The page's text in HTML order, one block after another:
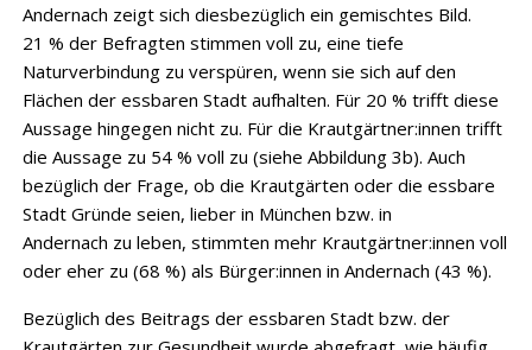
Andernach zeigt sich diesbezüglich ein gemischtes Bild.
21 % der Befragten stimmen voll zu, eine tiefe
Naturverbindung zu verspüren, wenn sie sich auf den
Flächen der essbaren Stadt aufhalten. Für 20 % trifft diese
Aussage hingegen nicht zu. Für die Krautgärtner:innen trifft
die Aussage zu 54 % voll zu (siehe Abbildung 3b). Auch
bezüglich der Frage, ob die Krautgärten oder die essbare
Stadt Gründe seien, lieber in München bzw. in
Andernach zu leben, stimmten mehr Krautgärtner:innen voll
oder eher zu (68 %) als Bürger:innen in Andernach (43 %).
Bezüglich des Beitrags der essbaren Stadt bzw. der